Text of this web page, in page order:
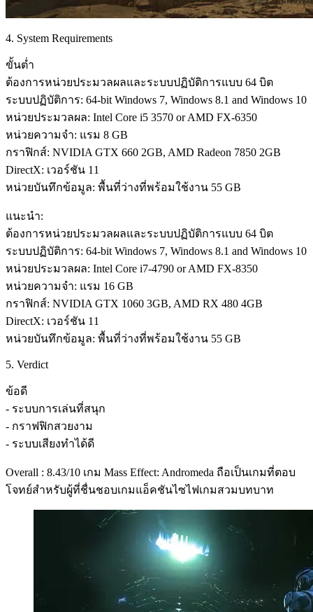
4. System Requirements
ขั้นต่ำ
ต้องการหน่วยประมวลผลและระบบปฏิบัติการแบบ 64 บิต
ระบบปฏิบัติการ: 64-bit Windows 7, Windows 8.1 and Windows 10
หน่วยประมวลผล: Intel Core i5 3570 or AMD FX-6350
หน่วยความจำ: แรม 8 GB
กราฟิกส์: NVIDIA GTX 660 2GB, AMD Radeon 7850 2GB
DirectX: เวอร์ชัน 11
หน่วยบันทึกข้อมูล: พื้นที่ว่างที่พร้อมใช้งาน 55 GB
แนะนำ:
ต้องการหน่วยประมวลผลและระบบปฏิบัติการแบบ 64 บิต
ระบบปฏิบัติการ: 64-bit Windows 7, Windows 8.1 and Windows 10
หน่วยประมวลผล: Intel Core i7-4790 or AMD FX-8350
หน่วยความจำ: แรม 16 GB
กราฟิกส์: NVIDIA GTX 1060 3GB, AMD RX 480 4GB
DirectX: เวอร์ชัน 11
หน่วยบันทึกข้อมูล: พื้นที่ว่างที่พร้อมใช้งาน 55 GB
5. Verdict
ข้อดี
- ระบบการเล่นที่สนุก
- กราฟฟิกสวยงาม
- ระบบเสียงทำได้ดี
Overall : 8.43/10 เกม Mass Effect: Andromeda ถือเป็นเกมที่ตอบ
โจทย์สำหรับผู้ที่ชื่นชอบเกมแอ็คชันไซไฟเกมสวมบทบาท